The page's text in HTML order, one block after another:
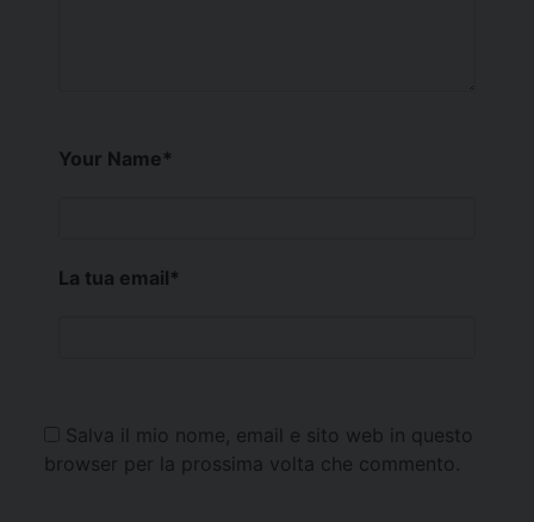
Your Name*
La tua email*
Salva il mio nome, email e sito web in questo
browser per la prossima volta che commento.